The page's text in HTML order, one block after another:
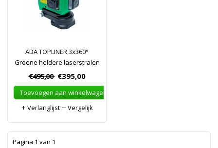
ADA TOPLINER 3x360°
Groene heldere laserstralen
€495,00 €395,00
Toevoegen aan winkelwagen
Verlanglijst
Vergelijk
Pagina 1 van 1